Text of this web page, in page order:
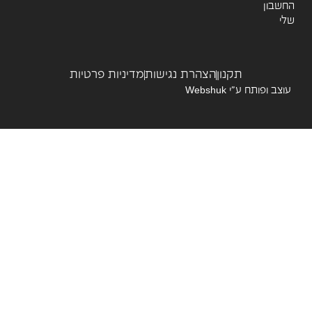
הצהרת נגישותמדיניות פרטיות
ופותח ע”יWebshuk